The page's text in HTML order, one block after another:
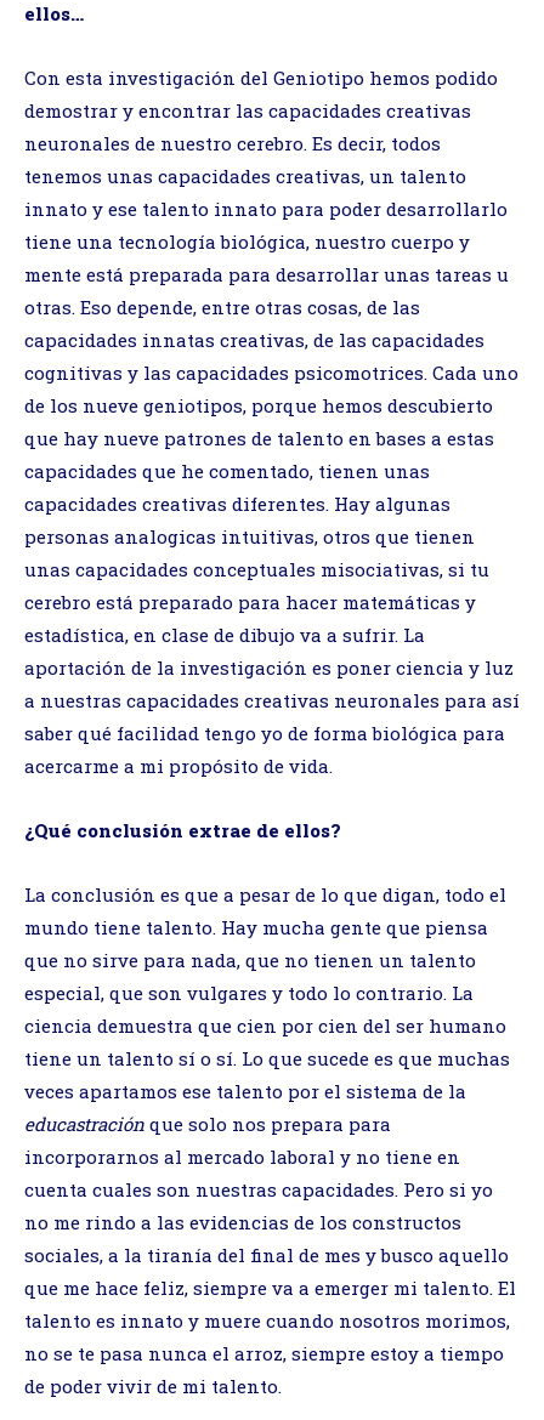
ellos…
Con esta investigación del Geniotipo hemos podido
demostrar y encontrar las capacidades creativas
neuronales de nuestro cerebro. Es decir, todos
tenemos unas capacidades creativas, un talento
innato y ese talento innato para poder desarrollarlo
tiene una tecnología biológica, nuestro cuerpo y
mente está preparada para desarrollar unas tareas u
otras. Eso depende, entre otras cosas, de las
capacidades innatas creativas, de las capacidades
cognitivas y las capacidades psicomotrices. Cada uno
de los nueve geniotipos, porque hemos descubierto
que hay nueve patrones de talento en bases a estas
capacidades que he comentado, tienen unas
capacidades creativas diferentes. Hay algunas
personas analogicas intuitivas, otros que tienen
unas capacidades conceptuales misociativas, si tu
cerebro está preparado para hacer matemáticas y
estadística, en clase de dibujo va a sufrir. La
aportación de la investigación es poner ciencia y luz
a nuestras capacidades creativas neuronales para así
saber qué facilidad tengo yo de forma biológica para
acercarme a mi propósito de vida.
¿Qué conclusión extrae de ellos?
La conclusión es que a pesar de lo que digan, todo el
mundo tiene talento. Hay mucha gente que piensa
que no sirve para nada, que no tienen un talento
especial, que son vulgares y todo lo contrario. La
ciencia demuestra que cien por cien del ser humano
tiene un talento sí o sí. Lo que sucede es que muchas
veces apartamos ese talento por el sistema de la
educastración que solo nos prepara para
incorporarnos al mercado laboral y no tiene en
cuenta cuales son nuestras capacidades. Pero si yo
no me rindo a las evidencias de los constructos
sociales, a la tiranía del final de mes y busco aquello
que me hace feliz, siempre va a emerger mi talento. El
talento es innato y muere cuando nosotros morimos,
no se te pasa nunca el arroz, siempre estoy a tiempo
de poder vivir de mi talento.